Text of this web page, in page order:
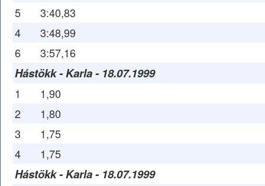
5
3:40,83
4
3:48,99
6
3:57,16
Hástökk - Karla - 18.07.1999
1
1,90
2
1,80
3
1,75
4
1,75
Hástökk - Karla - 18.07.1999